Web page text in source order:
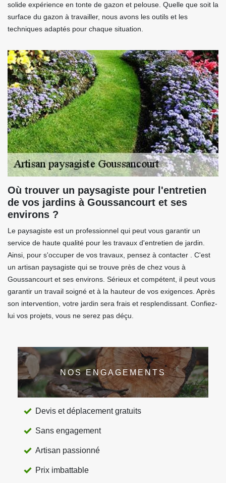
solide expérience en tonte de gazon et pelouse. Quelle que soit la
surface du gazon à travailler, nous avons les outils et les
techniques adaptés pour chaque situation.
Où trouver un paysagiste pour l'entretien
de vos jardins à Goussancourt et ses
environs ?
Le paysagiste est un professionnel qui peut vous garantir un
service de haute qualité pour les travaux d'entretien de jardin.
Ainsi, pour s'occuper de vos travaux, pensez à contacter . C'est
un artisan paysagiste qui se trouve près de chez vous à
Goussancourt et ses environs. Sérieux et compétent, il peut vous
garantir un travail soigné et à la hauteur de vos exigences. Après
son intervention, votre jardin sera frais et resplendissant. Confiez-
lui vos projets, vous ne serez pas déçu.
NOS ENGAGEMENTS
Devis et déplacement gratuits
Sans engagement
Artisan passionné
Prix imbattable